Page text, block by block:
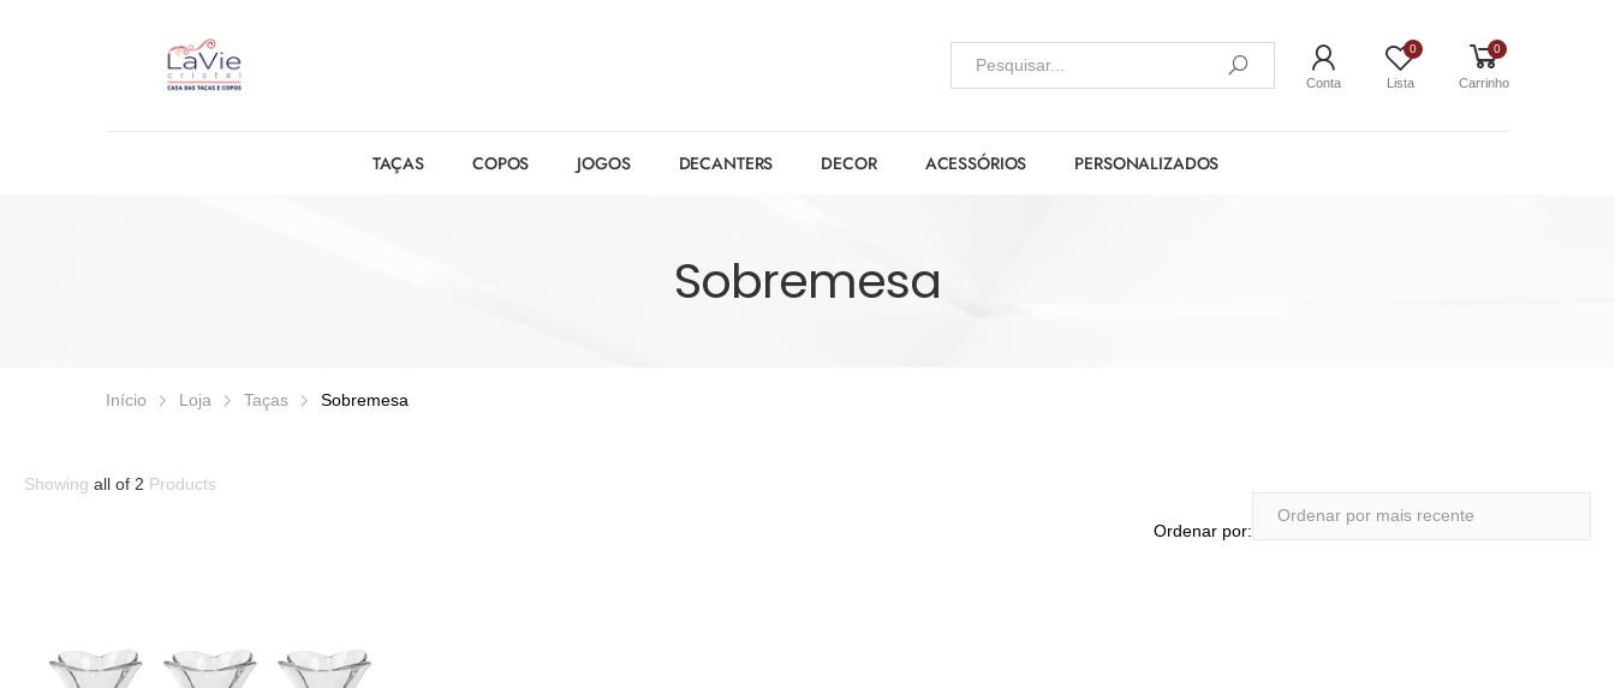
Conta
0
Lista
0
Carrinho
TAÇAS COPOS JOGOS DECANTERS DECOR ACESSÓRIOS PERSONALIZADOS
Sobremesa
Início Loja Taças Sobremesa
Showing all of 2 Products
Ordenar por: